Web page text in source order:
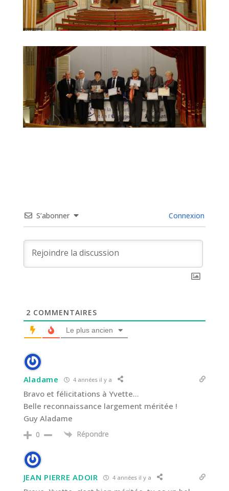
S’abonner Connexion
2 COMMENTAIRES
Le plus ancien
Aladame 4 années il y a
Bravo et félicitations à Yvette…
Belle reconnaissance largement méritée !
Guy Aladame
0 Répondre
JEAN PIERRE ADOIR 4 années il y a